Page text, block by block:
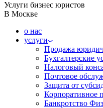
Услуги бизнес юристов
В Москве
о нас
услуги
Продажа
Бухгалтерские
Налоговый
Почтовое
Защита от
Корпоративное
Банкротство